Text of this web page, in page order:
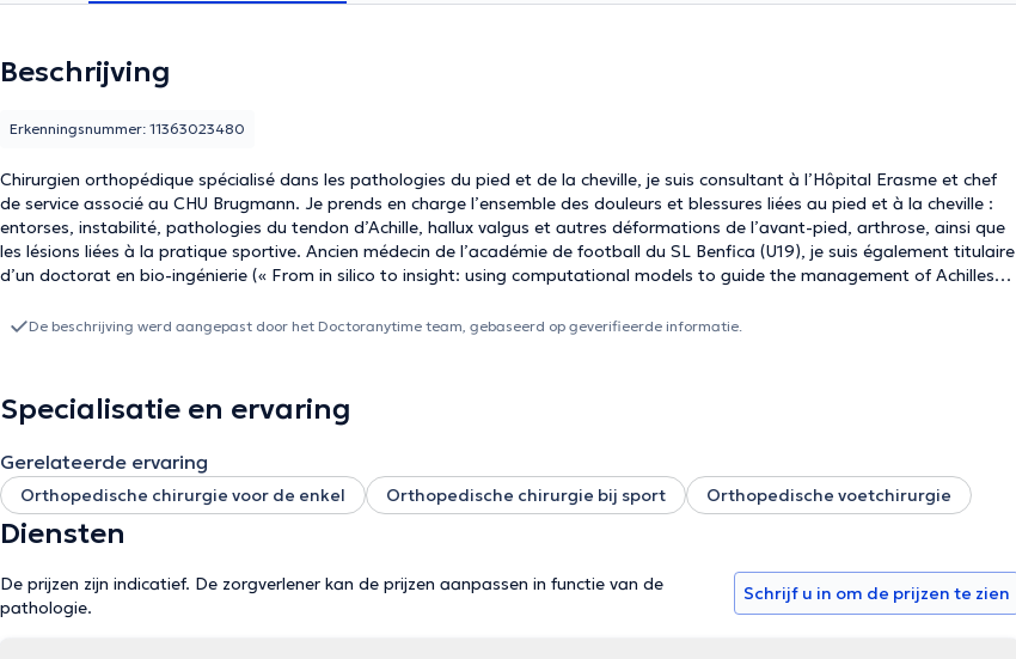
Beschrijving
Chirurgien orthopédique spécialisé dans les pathologies du pied et de la cheville, je suis consultant à l’Hôpital Erasme et chef
de service associé au CHU Brugmann. Je prends en charge l’ensemble des douleurs et blessures liées au pied et à la cheville :
entorses, instabilité, pathologies du tendon d’Achille, hallux valgus et autres déformations de l’avant-pied, arthrose, ainsi que
les lésions liées à la pratique sportive. Ancien médecin de l’académie de football du SL Benfica (U19), je suis également titulaire
d’un doctorat en bio-ingénierie (« From in silico to insight: using computational models to guide the management of Achilles
publications scientifiques.
Erkenningsnummer: 11363023480
De beschrijving werd aangepast door het Doctoranytime team, gebaseerd op geverifieerde informatie.
Specialisatie en ervaring
Gerelateerde ervaring
Orthopedische chirurgie voor de enkel Orthopedische chirurgie bij sport Orthopedische voetchirurgie
Diensten
De prijzen zijn indicatief. De zorgverlener kan de prijzen aanpassen in functie van de
pathologie.
Schrijf u in om de prijzen te zien